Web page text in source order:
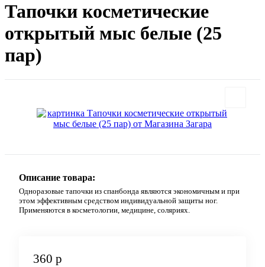
Тапочки косметические
открытый мыс белые (25
пар)
Описание товара:
Одноразовые тапочки из спанбонда являются экономичным и при
этом эффективным средством индивидуальной защиты ног.
Применяются в косметологии, медицине, соляриях.
360 р